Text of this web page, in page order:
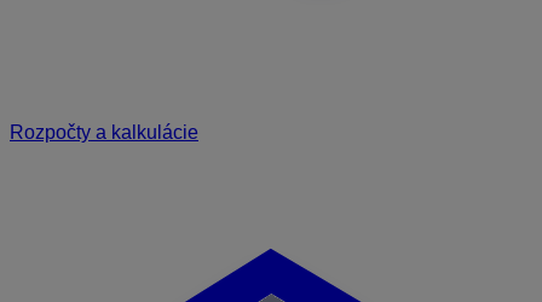
Rozpočty a kalkulácie